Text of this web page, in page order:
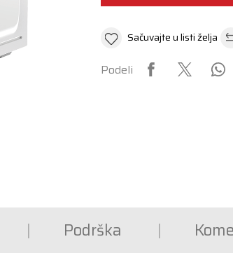
Sačuvajte u listi želja
Podeli
Podrška